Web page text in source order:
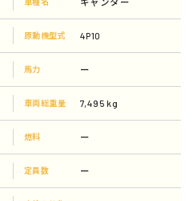
原動機型式 4P10
馬力 ー
車両総重量 7,495 kg
燃料 ー
定員数 ー